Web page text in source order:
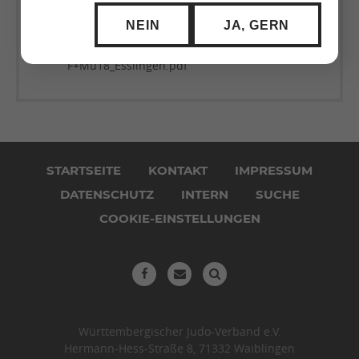
2025-10-25 WMMdV
F+Mu18_Esslingen.pdf
(173,0 KiB)
überspringen
STARTSEITE KONTAKT
IMPRESSUM
DATENSCHUTZ
INTERN
SUCHE
COOKIE-EINSTELLUNGEN
Württembergischer Judo-Verband e.V.
Hermann-Hess-Straße 8, 71332 Waiblingen
NEIN JA, GERN